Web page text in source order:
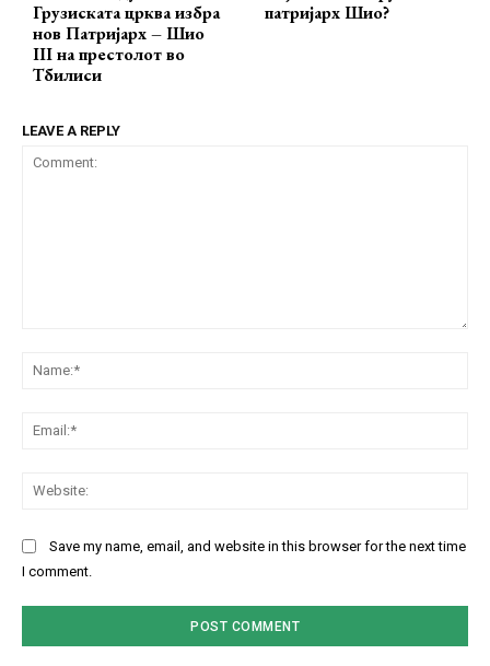
Грузиската црква избра
нов Патријарх – Шио
III на престолот во
Тбилиси
патријарх Шио?
LEAVE A REPLY
Save my name, email, and website in this browser for the next time
I comment.